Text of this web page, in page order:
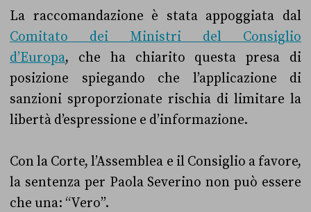
La raccomandazione è stata appoggiata dal
Comitato dei Ministri del Consiglio
d’Europa, che ha chiarito questa presa di
posizione spiegando che l’applicazione di
sanzioni sproporzionate rischia di limitare la
libertà d’espressione e d’informazione.
Con la Corte, l’Assemblea e il Consiglio a favore,
la sentenza per Paola Severino non può essere
che una: “Vero”.